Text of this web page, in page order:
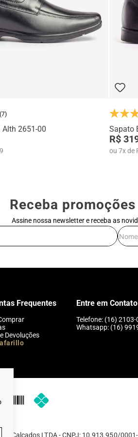
(7)
Alth 2651-00 Sapato
R$
ou 7xde
Receba
Assine nossa newsletter e receba as
Frequentes
Devoluções
Entre em Contato
Telefone: (16)
Whatsapp: (16)
Calçados LTDA - CNPJ: 10.913.950/